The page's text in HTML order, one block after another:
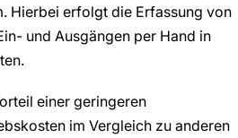
Hierbei erfolgt die Erfassung von
und Ausgängen per Hand in
einer geringeren
im Vergleich zu anderen